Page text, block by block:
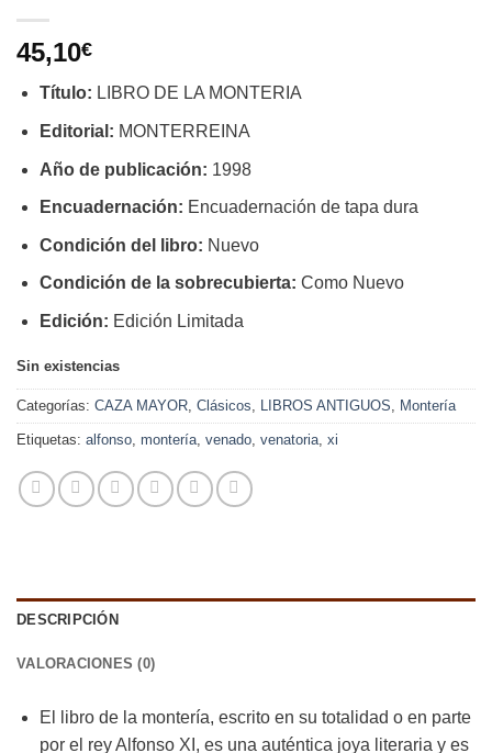
45,10€
Título: LIBRO DE LA MONTERIA
Editorial: MONTERREINA
Año de publicación: 1998
Encuadernación: Encuadernación de tapa dura
Condición del libro: Nuevo
Condición de la sobrecubierta: Como Nuevo
Edición: Edición Limitada
Sin existencias
Categorías: CAZA MAYOR, Clásicos, LIBROS ANTIGUOS, Montería
Etiquetas: alfonso, montería, venado, venatoria, xi
DESCRIPCIÓN
VALORACIONES (0)
El libro de la montería, escrito en su totalidad o en parte
por el rey Alfonso XI, es una auténtica joya literaria y es